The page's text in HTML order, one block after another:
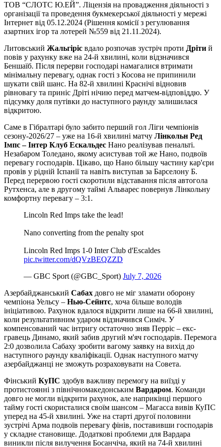
ТОВ “СЛОТС Ю.ЕЙ”. Ліцензія на провадження діяльності з
організації та проведення букмекерської діяльності у мережі
Інтернет від 05.12.2024 (Рішення комісії з регулювання
азартних ігор та лотерей №559 від 21.11.2024).
Литовський Жальгіріс вдало розпочав зустріч проти Дріти й
повів у рахунку вже на 24-й хвилині, коли відзначився
Беншаїб. Після перерви господарі намагалися втримати
мінімальну перевагу, однак гості з Косова не припинили
шукати свій шанс. На 82-й хвилині Краснічі відновив
рівновагу та приніс Дріті нічию перед матчем-відповіддю. У
підсумку доля путівки до наступного раунду залишилася
відкритою.
Саме в Гібралтарі було забито перший гол Ліги чемпіонів
сезону-2026/27 – уже на 16-й хвилині матчу Лінкольн Ред
Імпс – Інтер Клуб Ескальдес Нано реалізував пенальті.
Незабаром Толедано, якому асистував той же Нано, подвоїв
перевагу господарів. Цікаво, що Нано більшу частину кар'єри
провів у рідній Іспанії та навіть виступав за Барселону Б.
Перед перервою гості скоротили відставання після автогола
Рутхенса, але в другому таймі Альварес повернув Лінкольну
комфортну перевагу – 3:1.
Lincoln Red Imps take the lead!
Nano converting from the penalty spot ️
Lincoln Red Imps 1-0 Inter Club d'Escaldes
pic.twitter.com/dQVzBEQZZD
— GBC Sport (@GBC_Sport) July 7, 2026
Азербайджанський Сабах довго не міг зламати оборону
чемпіона Уельсу – Нью-Сейнтс, хоча більше володів
ініціативою. Рахунок вдалося відкрити лише на 66-й хвилині,
коли результативним ударом відзначився Симіч. У
компенсований час інтригу остаточно зняв Перріс – екс-
гравець Динамо, який забив другий м'яч господарів. Перемога
2:0 дозволила Сабаху зробити вагому заявку на вихід до
наступного раунду кваліфікації. Однак наступного матчу
азербайджанці не зможуть розраховувати на Совета.
Фінський КуПС здобув важливу перемогу на виїзді у
протистоянні з північномакедонським Вардаром. Команди
довго не могли відкрити рахунок, але наприкінці першого
тайму гості скористалися своїм шансом – Магасса вивів КуПС
уперед на 45-й хвилині. Уже на старті другої половини
зустрічі Арма подвоїв перевагу фінів, поставивши господарів
у складне становище. Додаткові проблеми для Вардара
виникли після вилучення Босанчіча, який на 74-й хвилині